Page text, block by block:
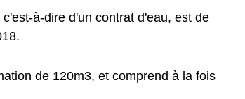
à-dire d'un contrat d'eau, est de
de 120m3, et comprend à la fois